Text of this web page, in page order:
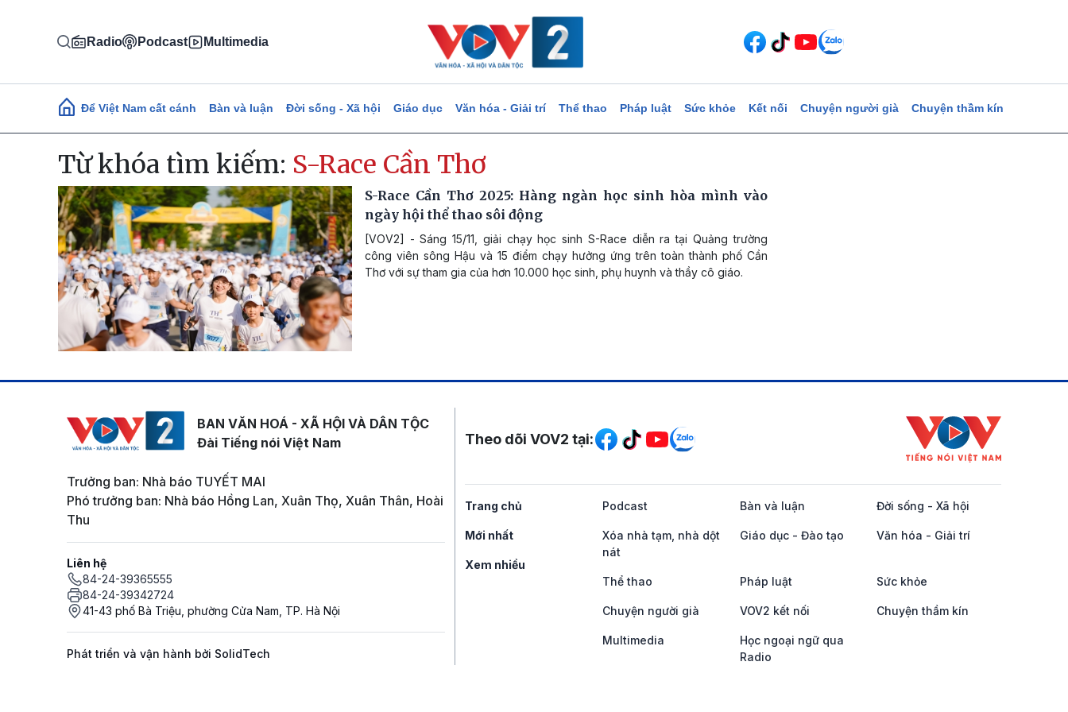
Radio Podcast Multimedia
Main navigation
Để Việt Nam cất cánh Bàn và luận Đời sống - Xã hội Giáo dục Văn hóa - Giải trí Thể thao Pháp luật Sức khỏe Kết nối Chuyện người già Chuyện thầm kín
Từ khóa tìm kiếm: S-Race Cần Thơ
S-Race Cần Thơ 2025: Hàng ngàn học sinh hòa mình vào
ngày hội thể thao sôi động
[VOV2] - Sáng 15/11, giải chạy học sinh S-Race diễn ra tại Quảng trường
công viên sông Hậu và 15 điểm chạy hưởng ứng trên toàn thành phố Cần
Thơ với sự tham gia của hơn 10.000 học sinh, phụ huynh và thầy cô giáo.
BAN VĂN HOÁ - XÃ HỘI VÀ DÂN TỘC
Đài Tiếng nói Việt Nam
Trưởng ban: Nhà báo TUYẾT MAI
Phó trưởng ban: Nhà báo Hồng Lan, Xuân Thọ, Xuân Thân, Hoài
Thu
Liên hệ
84-24-39365555
84-24-39342724
41-43 phố Bà Triệu, phường Cửa Nam, TP. Hà Nội
Phát triển và vận hành bởi SolidTech
Mạng xã hội
Theo dõi VOV2 tại:
Trang chủ
Mới nhất
Xem nhiều
Podcast Bàn và luận Đời sống - Xã hội
Xóa nhà tạm, nhà dột
nát
Giáo dục - Đào tạo Văn hóa - Giải trí
Thể thao Pháp luật Sức khỏe
Chuyện người già VOV2 kết nối Chuyện thầm kín
Multimedia
Học ngoại ngữ qua
Radio